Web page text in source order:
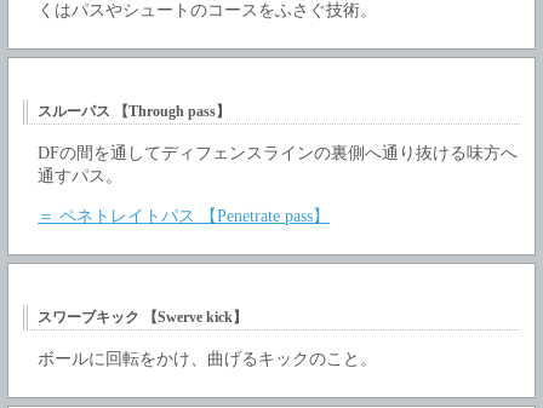
くはパスやシュートのコースをふさぐ技術。
スルーパス 【Through pass】
DFの間を通してディフェンスラインの裏側へ通り抜ける味方へ
通すパス。
＝ ペネトレイトパス 【Penetrate pass】
スワーブキック 【Swerve kick】
ボールに回転をかけ、曲げるキックのこと。